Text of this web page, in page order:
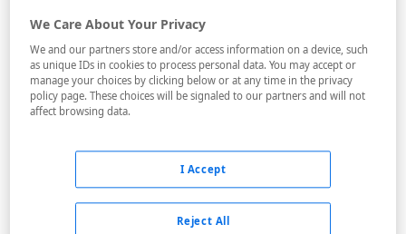
Acceso personas con movilidad reducida
Internet
Parking
Precio final Desde 99 €
We Care About Your Privacy
We and our partners store and/or access information on a device, such
as unique IDs in cookies to process personal data. You may accept or
manage your choices by clicking below or at any time in the privacy
policy page. These choices will be signaled to our partners and will not
affect browsing data.
Reject All
I Accept